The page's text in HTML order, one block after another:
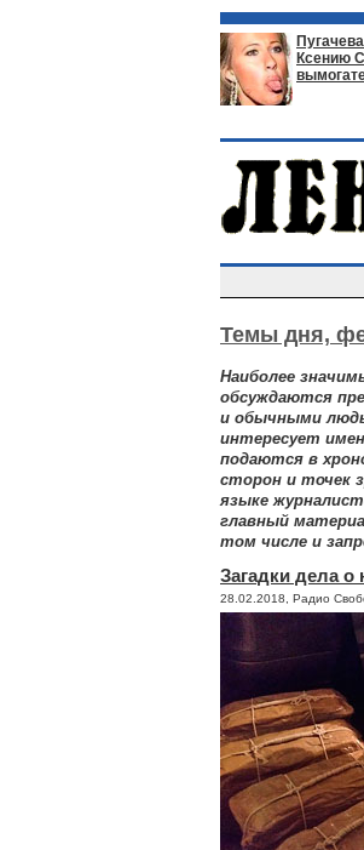
Ксению
Темы дня,
Наиболее
обсуждаются
и обычными
интересует
подаются в
сторон и точек
языке
главный
том числе и
Загадки дела о
28.02.2018, Радио